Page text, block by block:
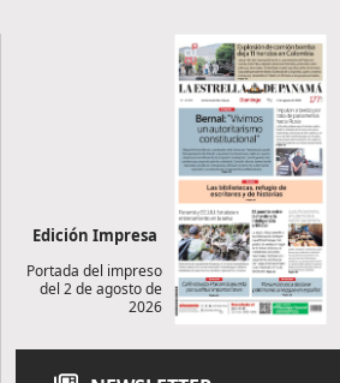
Edición Impresa
Portada del impreso
del 2 de agosto de
2026